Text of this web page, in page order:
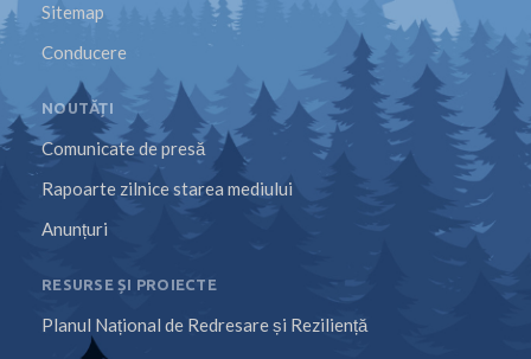
Sitemap
Conducere
NOUTĂȚI
Comunicate de presă
Rapoarte zilnice starea mediului
Anunțuri
RESURSE ȘI PROIECTE
Planul Național de Redresare și Reziliență